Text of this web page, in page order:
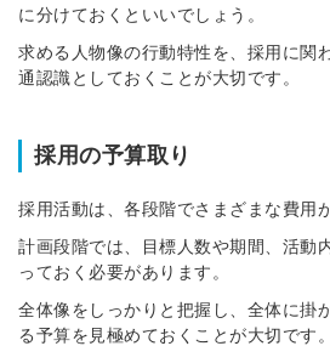
に分けておくといいでしょう。
求める人物像の行動特性を、採用に関
通認識としておくことが大切です。
採用の予算取り
採用活動は、各段階でさまざまな費用
計画段階では、目標人数や期間、活動
っておく必要があります。
全体像をしっかりと把握し、全体に掛
る予算を見極めておくことが大切です。